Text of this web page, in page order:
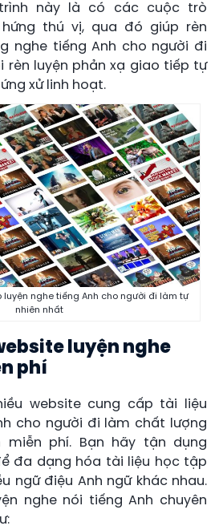
này là có các cuộc trò
hứng thú vị, qua đó giúp rèn
nghe tiếng Anh cho người đi
rèn luyện phản xạ giao tiếp tự
xử linh hoạt.
luyện nghe tiếng Anh cho người đi làm tự
nhiên nhất
luyện nghe
phí
website cung cấp tài liệu
cho người đi làm chất lượng
phí. Bạn hãy tận dụng
đa dạng hóa tài liệu học tập
ngữ điệu Anh ngữ khác nhau.
nghe nói tiếng Anh chuyên